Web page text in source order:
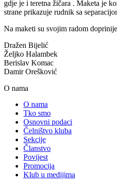
gdje je i teretna žičara . Maketa je
strane prikazuje rudnik sa
Na maketi su svojim radom
Dražen Bijelić
Željko Halambek
Berislav Komac
Damir Orešković
O nama
O nama
Tko smo
Osnovni podaci
Čelništvo kluba
Sekcije
Članstvo
Povijest
Promocija
Klub u medijima